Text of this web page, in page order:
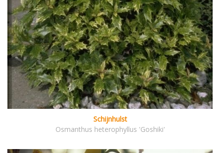
Schijnhulst
Osmanthus heterophyllus 'Goshiki'